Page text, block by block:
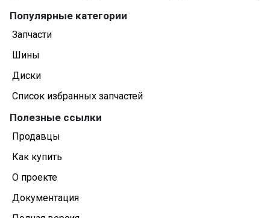
Популярные категории
Запчасти
Шины
Диски
Список избранных запчастей
Полезные ссылки
Продавцы
Как купить
О проекте
Документация